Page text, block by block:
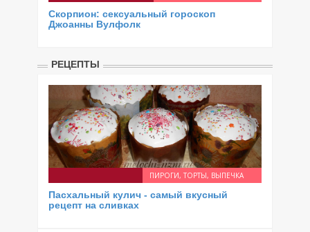
Скорпион: сексуальный гороскоп
Джоанны Вулфолк
РЕЦЕПТЫ
ПИРОГИ, ТОРТЫ, ВЫПЕЧКА
Пасхальный кулич - самый вкусный
рецепт на сливках